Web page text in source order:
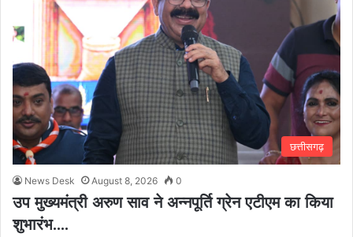
छत्तीसगढ़
News Desk August 8, 2026 0
उप मुख्यमंत्री अरुण साव ने अन्नपूर्ति ग्रेन एटीएम का किया
शुभारंभ….